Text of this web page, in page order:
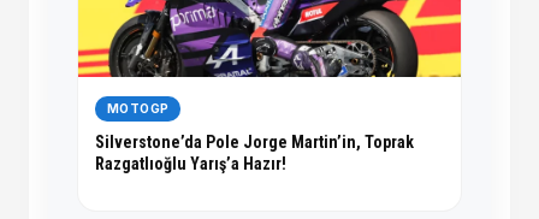
MOTOGP
Silverstone’da Pole Jorge Martin’in, Toprak
Razgatlıoğlu Yarış’a Hazır!